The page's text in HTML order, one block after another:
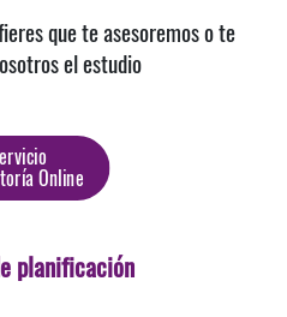
que te asesoremos o te
el estudio
Online
planificación